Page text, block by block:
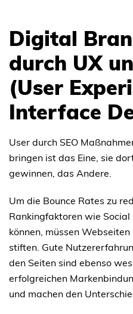
Digital
durch UX
(User
Interface
User durch SEO
bringen ist das Eine, sie
gewinnen, das Andere.
Um die Bounce Rates zu
Rankingfaktoren wie
können, müssen
stiften. Gute
den Seiten sind ebenso
erfolgreichen
und machen den